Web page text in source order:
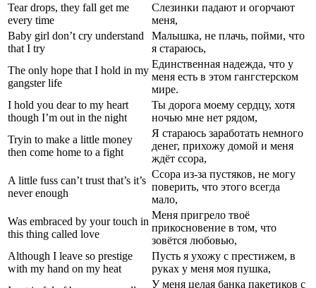
Tear drops, they fall get me
every time
Слезинки падают и огорчают
меня,
Baby girl don’t cry understand
that I try
Малышка, не плачь, пойми, что
я стараюсь,
The only hope that I hold in my
gangster life
Единственная надежда, что у
меня есть в этом гангстерском
мире.
I hold you dear to my heart
though I’m out in the night
Ты дорога моему сердцу, хотя
ночью мне нет рядом,
Tryin to make a little money
then come home to a fight
Я стараюсь заработать немного
денег, прихожу домой и меня
ждёт ссора,
A little fuss can’t trust that’s it’s
never enough
Ссора из-за пустяков, не могу
поверить, что этого всегда
мало,
Was embraced by your touch in
this thing called love
Меня пригрело твоё
прикосновение в том, что
зовётся любовью,
Although I leave so prestige
with my hand on my heat
Пусть я ухожу с престижем, в
руках у меня моя пушка,
У меня целая банка пакетиков с